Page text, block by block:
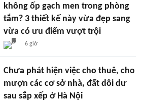
không ốp gạch men trong phòng
tắm? 3 thiết kế này vừa đẹp sang
vừa có ưu điểm vượt trội
6 giờ
Chưa phát hiện việc cho thuê, cho
mượn các cơ sở nhà, đất dôi dư
sau sắp xếp ở Hà Nội